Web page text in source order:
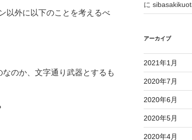
以外に以下のことを考えるべ
のか、文字通り武器とするも
に
アーカイブ
2021年1月
2020年7月
2020年6月
2020年5月
2020年4月